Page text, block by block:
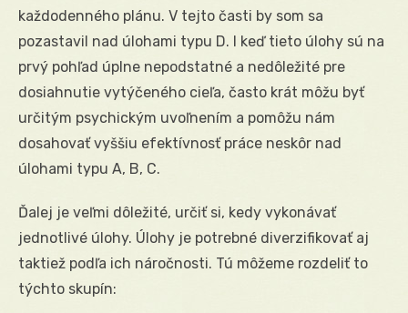
každodenného plánu. V tejto časti by som sa
pozastavil nad úlohami typu D. I keď tieto úlohy sú na
prvý pohľad úplne nepodstatné a nedôležité pre
dosiahnutie vytýčeného cieľa, často krát môžu byť
určitým psychickým uvoľnením a pomôžu nám
dosahovať vyššiu efektívnosť práce neskôr nad
úlohami typu A, B, C.
Ďalej je veľmi dôležité, určiť si, kedy vykonávať
jednotlivé úlohy. Úlohy je potrebné diverzifikovať aj
taktiež podľa ich náročnosti. Tú môžeme rozdeliť to
týchto skupín: